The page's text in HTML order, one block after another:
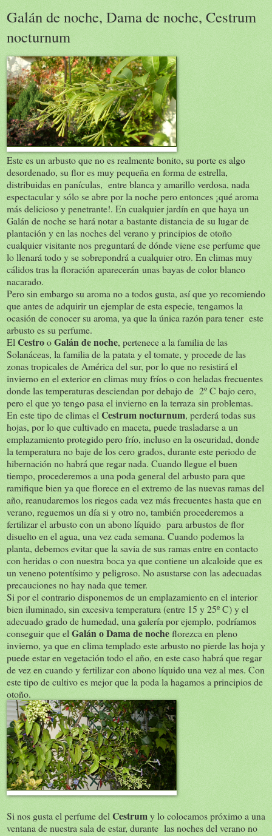
Galán de noche, Dama de noche, Cestrum
nocturnum
Este es un arbusto que no es realmente bonito, su porte es algo
desordenado, su flor es muy pequeña en forma de estrella,
distribuidas en panículas, entre blanca y amarillo verdosa, nada
espectacular y sólo se abre por la noche pero entonces ¡qué aroma
más delicioso y penetrante!. En cualquier jardín en que haya un
Galán de noche se hará notar a bastante distancia de su lugar de
plantación y en las noches del verano y principios de otoño
cualquier visitante nos preguntará de dónde viene ese perfume que
lo llenará todo y se sobrepondrá a cualquier otro. En climas muy
cálidos tras la floración aparecerán unas bayas de color blanco
nacarado.
Pero sin embargo su aroma no a todos gusta, así que yo recomiendo
que antes de adquirir un ejemplar de esta especie, tengamos la
ocasión de conocer su aroma, ya que la única razón para tener este
arbusto es su perfume.
El CestrooGalán de noche, pertenece a la familia de las
Solanáceas, la familia de la patata y el tomate, y procede de las
zonas tropicales de América del sur, por lo que no resistirá el
invierno en el exterior en climas muy fríos o con heladas frecuentes
donde las temperaturas desciendan por debajo de 2º C bajo cero,
pero el que yo tengo pasa el invierno en la terraza sin problemas.
En este tipo de climas el Cestrum nocturnum, perderá todas sus
hojas, por lo que cultivado en maceta, puede trasladarse a un
emplazamiento protegido pero frío, incluso en la oscuridad, donde
la temperatura no baje de los cero grados, durante este periodo de
hibernación no habrá que regar nada. Cuando llegue el buen
tiempo, procederemos a una poda general del arbusto para que
ramifique bien ya que florece en el extremo de las nuevas ramas del
año, reanudaremos los riegos cada vez más frecuentes hasta que en
verano, reguemos un día si y otro no, también procederemos a
fertilizar el arbusto con un abono líquido para arbustos de flor
disuelto en el agua, una vez cada semana. Cuando podemos la
planta, debemos evitar que la savia de sus ramas entre en contacto
con heridas o con nuestra boca ya que contiene un alcaloide que es
un veneno potentísimo y peligroso. No asustarse con las adecuadas
precauciones no hay nada que temer.
Si por el contrario disponemos de un emplazamiento en el interior
bien iluminado, sin excesiva temperatura (entre 15 y 25º C) y el
adecuado grado de humedad, una galería por ejemplo, podríamos
conseguir que el Galán o Dama de nocheflorezca en pleno
invierno, ya que en clima templado este arbusto no pierde las hoja y
puede estar en vegetación todo el año, en este caso habrá que regar
de vez en cuando y fertilizar con abono líquido una vez al mes. Con
este tipo de cultivo es mejor que la poda la hagamos a principios de
otoño.
Si nos gusta el perfume del Cestrumy lo colocamos próximo a una
ventana de nuestra sala de estar, durante las noches del verano no